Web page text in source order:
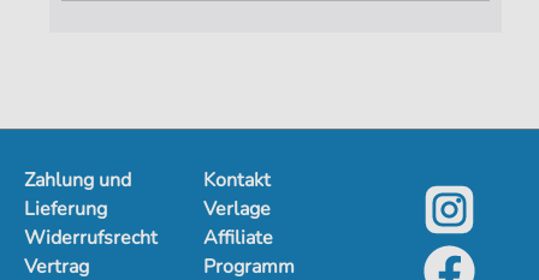
Zahlung und
Lieferung
Widerrufsrecht
Vertrag
Kontakt
Verlage
Affiliate
Programm